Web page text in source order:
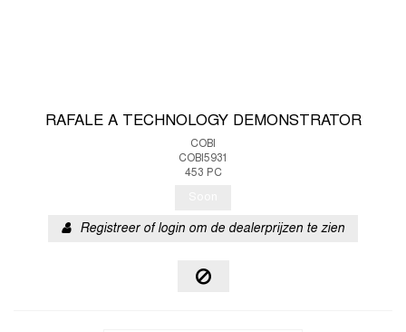
RAFALE A TECHNOLOGY DEMONSTRATOR
COBI
COBI5931
453 PC
Registreer of login om de dealerprijzen te zien